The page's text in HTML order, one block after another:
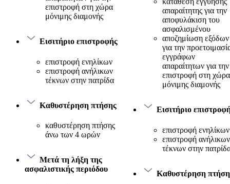
επιστροφή στη χώρα
μόνιμης διαμονής
Εισιτήριο επιστροφής
επιστροφή ενηλίκων
επιστροφή ανήλικων
τέκνων στην πατρίδα
Καθυστέρηση πτήσης
καθυστέρηση πτήσης
άνω των 4 ωρών
Μετά τη λήξη της
ασφαλιστικής περιόδου
απαραίτητης για την
αποφυλάκιση του
ασφαλισμένου
αποζημίωση εξόδων
για την
εγγράφων
απαραίτητων για την
επιστροφή στη χώρα
μόνιμης διαμονής
Εισιτήριο
επιστροφή ενηλίκων
επιστροφή ανήλικων
τέκνων στην
Καθυστέρηση